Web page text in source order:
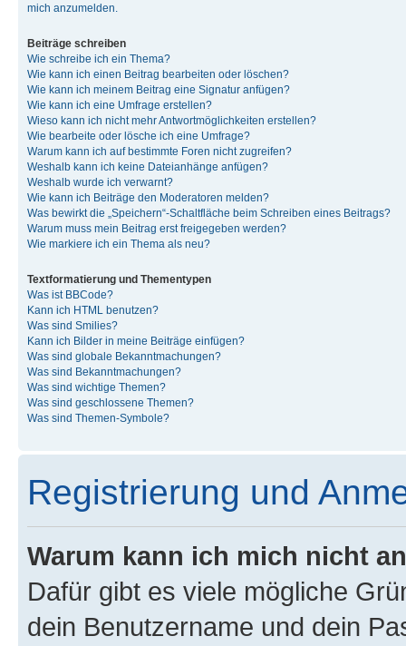
mich anzumelden.
Beiträge schreiben
Wie schreibe ich ein Thema?
Wie kann ich einen Beitrag bearbeiten oder löschen?
Wie kann ich meinem Beitrag eine Signatur anfügen?
Wie kann ich eine Umfrage erstellen?
Wieso kann ich nicht mehr Antwortmöglichkeiten erstellen?
Wie bearbeite oder lösche ich eine Umfrage?
Warum kann ich auf bestimmte Foren nicht zugreifen?
Weshalb kann ich keine Dateianhänge anfügen?
Weshalb wurde ich verwarnt?
Wie kann ich Beiträge den Moderatoren melden?
Was bewirkt die „Speichern“-Schaltfläche beim Schreiben eines Beitrags?
Warum muss mein Beitrag erst freigegeben werden?
Wie markiere ich ein Thema als neu?
Textformatierung und Thementypen
Was ist BBCode?
Kann ich HTML benutzen?
Was sind Smilies?
Kann ich Bilder in meine Beiträge einfügen?
Was sind globale Bekanntmachungen?
Was sind Bekanntmachungen?
Was sind wichtige Themen?
Was sind geschlossene Themen?
Was sind Themen-Symbole?
Registrierung und
Warum kann ich mich nicht
Dafür gibt es viele mögliche
dein Benutzername und dein